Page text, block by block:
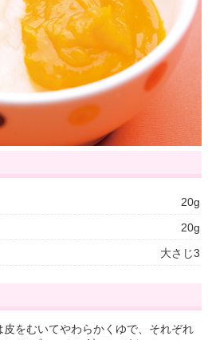
20g
20g
大さじ3
をむいてやわらかくゆで、それぞれ